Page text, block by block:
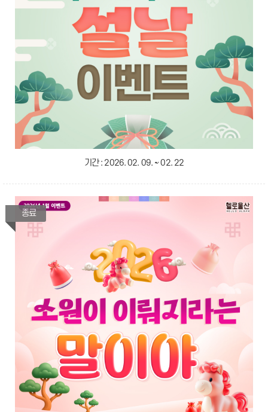
기간 : 2026. 02. 09. ~ 02. 22
종료